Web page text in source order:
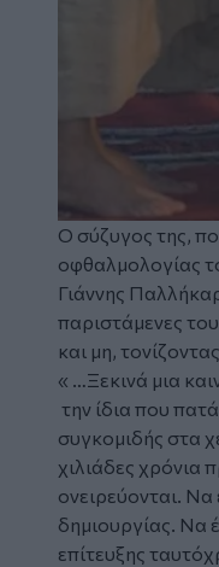
Ο σύζυγος της,
οφθαλμολογίας
Γιάννης
παριστάμενες
και μη,
« …Ξεκινά μια
την ίδια που
συγκομιδής στα
χιλιάδες χρόνια
ονειρεύονται.
δημιουργίας. Να
επίτευξης